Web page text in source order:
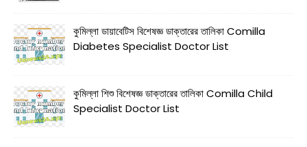
কুমিল্লা ডায়াবেটিস বিশেষজ্ঞ ডাক্তারের তালিকা Comilla
Diabetes Specialist Doctor List
কুমিল্লা শিশু বিশেষজ্ঞ ডাক্তারের তালিকা Comilla Child
Specialist Doctor List